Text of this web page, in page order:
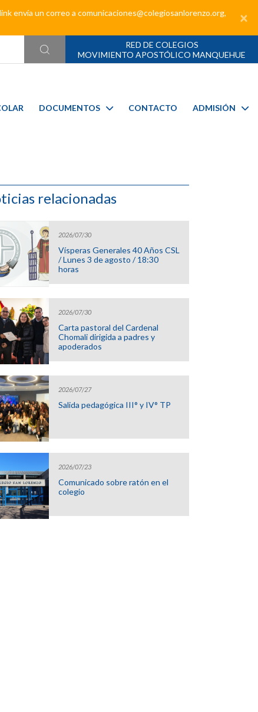
envía un correo a comunicaciones@colegiosanlorenzo.org,
×
RED DE COLEGIOS
MOVIMIENTO APOSTÓLICO MANQUEHUE
DOCUMENTOS CONTACTO ADMISIÓN
relacionadas
2026/07/30
Vísperas Generales 40 Años CSL
/ Lunes 3 de agosto / 18:30
horas
2026/07/30
Carta pastoral del Cardenal
Chomali dirigida a padres y
apoderados
2026/07/27
Salida pedagógica III° y IV° TP
2026/07/23
Comunicado sobre ratón en el
colegio